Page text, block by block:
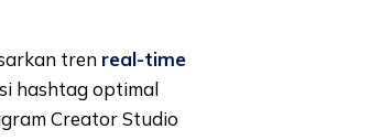
tren real-time
hashtag optimal
Creator Studio